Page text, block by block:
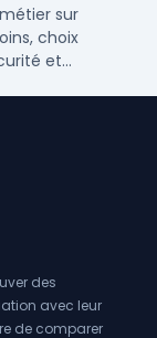
sur
choix
et
des
avec leur
de comparer